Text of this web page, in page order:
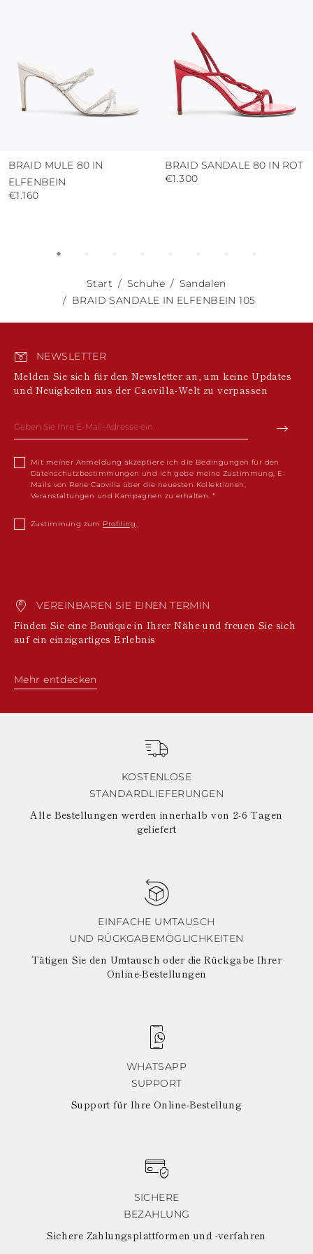
BRAID MULE 80 IN
ELFENBEIN
€1.160
BRAID SANDALE 80 IN ROT
€1.300
Start Schuhe
Sandalen
BRAID SANDALE IN ELFENBEIN 105
NEWSLETTER
Melden Sie sich für den Newsletter an, um keine Updates
und Neuigkeiten aus der Caovilla-Welt zu verpassen
Mit meiner Anmeldung akzeptiere ich die Bedingungen für den
Datenschutzbestimmungen und ich gebe meine Zustimmung, E-
Mails von Rene Caovilla über die neuesten Kollektionen,
Veranstaltungen und Kampagnen zu erhalten.
Zustimmung zum Profiling.
VEREINBAREN SIE EINEN TERMIN
Finden Sie eine Boutique in Ihrer Nähe und freuen Sie sich
auf ein einzigartiges Erlebnis
Mehr entdecken
KOSTENLOSE
STANDARDLIEFERUNGEN
Alle Bestellungen werden innerhalb von 2-6 Tagen
geliefert
EINFACHE UMTAUSCH
UND RÜCKGABEMÖGLICHKEITEN
Tätigen Sie den Umtausch oder die Rückgabe Ihrer
Online-Bestellungen
WHATSAPP
SUPPORT
Support für Ihre Online-Bestellung
SICHERE
BEZAHLUNG
Sichere Zahlungsplattformen und -verfahren